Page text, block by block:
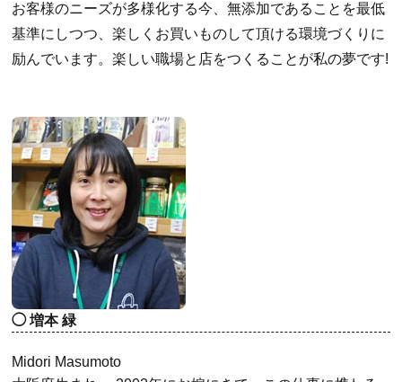
お客様のニーズが多様化する今、無添加であることを最低
基準にしつつ、楽しくお買いものして頂ける環境づくりに
励んでいます。楽しい職場と店をつくることが私の夢です!
増本 緑
Midori Masumoto